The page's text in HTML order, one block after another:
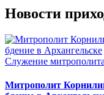
Новости
Служение
Митрополит